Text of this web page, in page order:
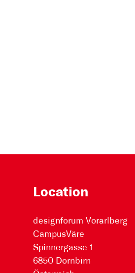
Location
designforum Vorarlberg
CampusVäre
Spinnergasse 1
6850 Dornbirn